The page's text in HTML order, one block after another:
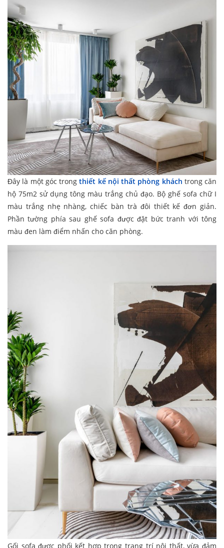
Đây là một góc trongthiết kế nội thất phòng khách trong căn
hộ 75m2 sử dụng tông màu trắng chủ đạo. Bộ ghế sofa chữ I
màu trắng nhẹ nhàng, chiếc bàn trà đôi thiết kế đơn giản.
Phần tường phía sau ghế sofa được đặt bức tranh với tông
màu đen làm điểm nhấn cho căn phòng.
Gối sofa được phối kết hợp trong trang trí nội thất, vừa đảm